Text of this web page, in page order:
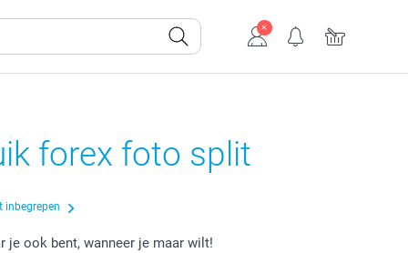
forex foto split
inbegrepen
je ook bent, wanneer je maar wilt!